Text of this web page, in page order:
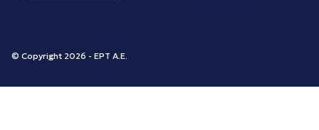
© Copyright 2026 - ΕΡΤ Α.Ε.